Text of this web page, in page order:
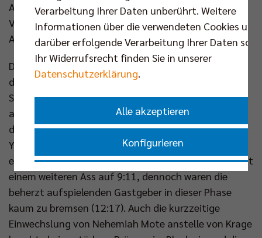
Aufschlagserie inklusive vier Assen sorgte für klare
Verhältnisse im ersten Satz (22:9), den Krage per
Angriff abschloss (25:12).
Doch die Dominanz des Deutschen Meisters verflog
dann eine Stunde lang. Reichert wurde mit
Schmerzen im Knie als Vorsichtsmaßnahme
ausgewechselt und von Simon Plaskie ersetzt. Mit
der ausverkauften Halle im Rücken gelang es nun
Yann Böhme und den Netzhoppers den Druck zu
erhöhen (6:9). Der US-Amerikaner Hanes verkürzte mit
einem weiteren Ass auf 9:11, dennoch waren die
beherzt aufspielenden Gastgeber in dieser Phase
kaum zu bremsen (12:17). Auch die kurzzeitige
Einwechslung von Nehemiah Mote anstelle von Krage
Verarbeitung Ihrer Daten unberührt. Weitere
Informationen über die verwendeten Cookies und
darüber erfolgende Verarbeitung Ihrer Daten
Ihr Widerrufsrecht finden Sie in unserer
Datenschutzerklärung.
Alle akzeptieren
Konfigurieren
Nur essenzielle Cookies akzeptieren
Impressum|Datenschutzerklärung